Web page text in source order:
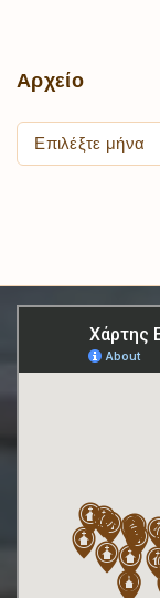
Αρχείο